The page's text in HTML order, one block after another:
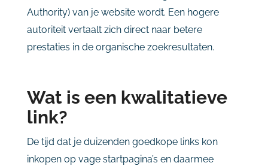
Authority) van je website wordt. Een hogere
autoriteit vertaalt zich direct naar betere
prestaties in de organische zoekresultaten.
Wat is een kwalitatieve
link?
De tijd dat je duizenden goedkope links kon
inkopen op vage startpagina’s en daarmee